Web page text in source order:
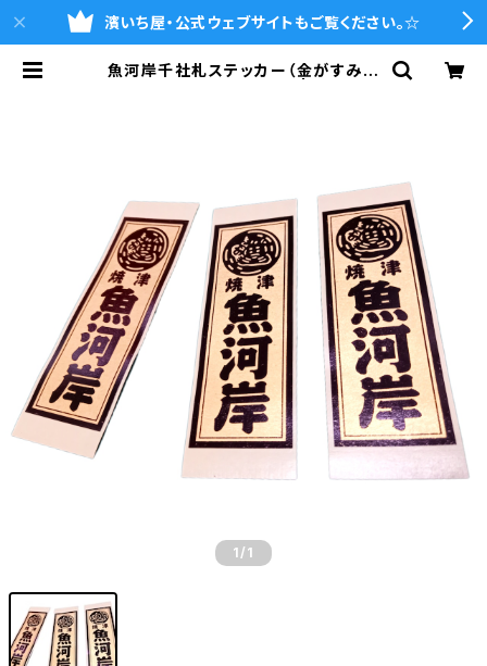
濱いち屋・公式ウェブサイトもご覧ください。☆
魚河岸千社札ステッカー（金がすみ和
1 /1